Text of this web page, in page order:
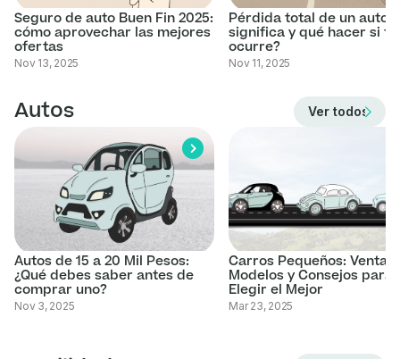
Seguro de auto Buen Fin 2025:
cómo aprovechar las mejores
ofertas
Nov 13, 2025
Pérdida total de un auto:
significa y qué hacer si te
ocurre?
Nov 11, 2025
Autos Ver todos los
Autos de 15 a 20 Mil Pesos:
¿Qué debes saber antes de
comprar uno?
Nov 3, 2025
Carros Pequeños:
Modelos y Consejos para
Elegir el Mejor
Mar 23, 2025